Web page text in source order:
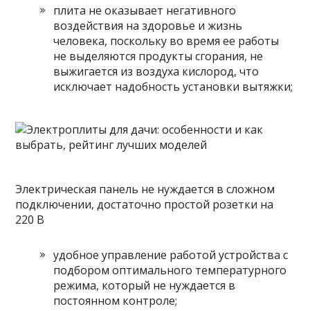
плита не оказывает негативного
воздействия на здоровье и жизнь
человека, поскольку во время ее работы
не выделяются продукты сгорания, не
выжигается из воздуха кислород, что
исключает надобность установки вытяжки;
Электрическая панель не нуждается в сложном
подключении, достаточно простой розетки на
220 В
удобное управление работой устройства с
подбором оптимального температурного
режима, который не нуждается в
постоянном контроле;